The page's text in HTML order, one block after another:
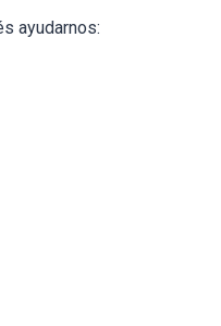
ayudarnos: